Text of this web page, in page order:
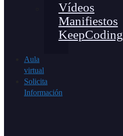
Vídeos
Manifiestos
KeepCoding
Aula
virtual
Solicita
Información